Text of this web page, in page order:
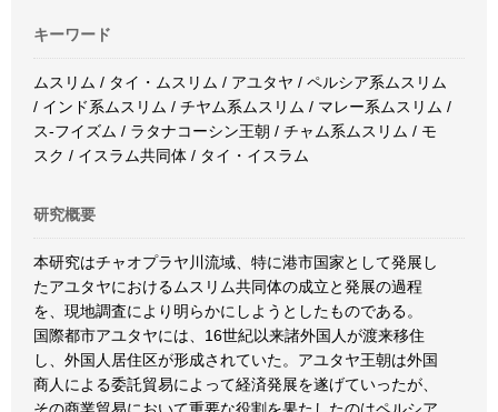
キーワード
ムスリム / タイ・ムスリム / アユタヤ / ペルシア系ムスリム
/ インド系ムスリム / チヤム系ムスリム / マレー系ムスリム /
ス-フイズム / ラタナコーシン王朝 / チャム系ムスリム / モ
スク / イスラム共同体 / タイ・イスラム
研究概要
本研究はチャオプラヤ川流域、特に港市国家として発展し
たアユタヤにおけるムスリム共同体の成立と発展の過程
を、現地調査により明らかにしようとしたものである。
国際都市アユタヤには、16世紀以来諸外国人が渡来移住
し、外国人居住区が形成されていた。アユタヤ王朝は外国
商人による委託貿易によって経済発展を遂げていったが、